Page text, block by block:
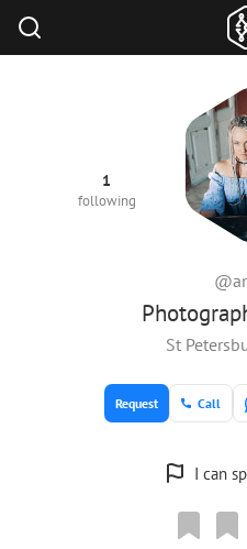
1
following
St
Request Call
I can